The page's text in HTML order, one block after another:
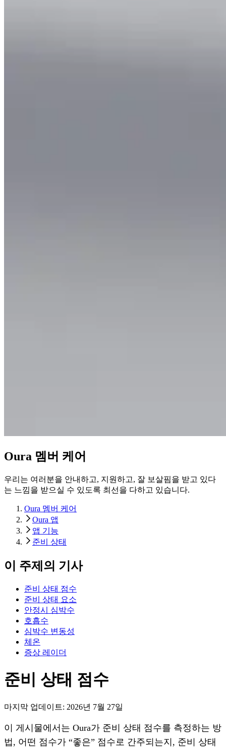
Oura 멤버 케어
우리는 여러분을 안내하고, 지원하고, 잘 보살핌을 받고 있다
는 느낌을 받으실 수 있도록 최선을 다하고 있습니다.
Oura 멤버 케어
Oura 앱
앱 기능
준비 상태
이 주제의 기사
준비 상태 점수
준비 상태 요소
안정시 심박수
호흡수
심박수 변동성
체온
증상 레이더
준비 상태 점수
마지막 업데이트: 2026년 7월 27일
이 게시물에서는 Oura가 준비 상태 점수를 측정하는 방
법, 어떤 점수가 “좋은” 점수로 간주되는지, 준비 상태